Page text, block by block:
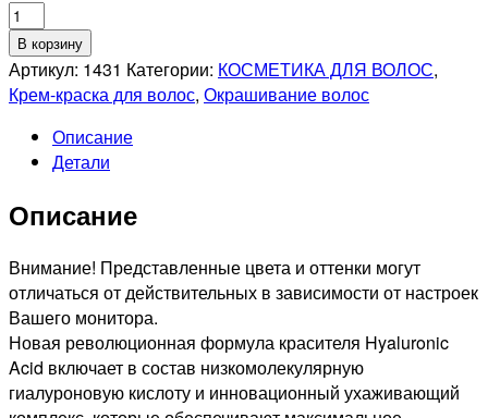
Количество
товара
KAPOUS
PROFESSIONNEL
HYALURONIK
ACID
КРЕМ-
ДЛЯ
ВОЛОС
ТЕМНО-
КОРИЧНЕВЫЙ
ИНТЕНСИВНЫЙ,
100мл
В корзину
Артикул: 1431 Категории: КОСМЕТИКА ДЛЯ ВОЛОС,
Крем-краска для волос, Окрашивание волос
Описание
Детали
Описание
Внимание! Представленные цвета и оттенки могут
отличаться от действительных в зависимости от настроек
Вашего монитора.
Новая революционная формула красителя Hyaluronic
Acid включает в состав низкомолекулярную
гиалуроновую кислоту и инновационный ухаживающий